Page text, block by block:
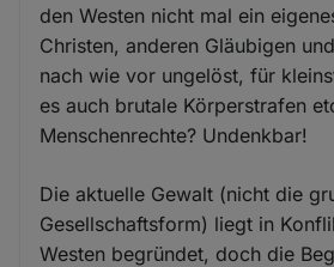
den Westen nicht mal ein
Christen, anderen Gläubigen
nach wie vor ungelöst, für
es auch brutale Körperstrafen
Menschenrechte? Undenkbar!
Die aktuelle Gewalt (nicht die
Gesellschaftsform) liegt in
Westen begründet, doch die